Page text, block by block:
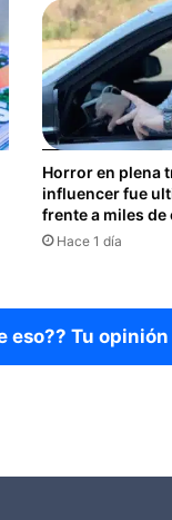
Horror en plena
influencer fue
frente a miles
Hace 1 día
eso?? Tu